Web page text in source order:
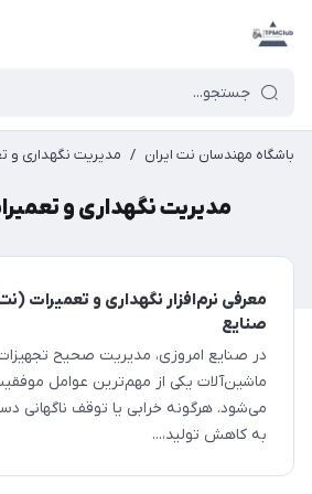
باشگاه مهندسان نت ایران / مدیریت نگهداری و
مدیریت نگهداری و
معرفی نرم‌افزار نگهداری و تعمیرات
صنایع
در صنایع امروزی، مدیریت صحیح
ماشین‌آلات یکی از مهم‌ترین عوامل
می‌شود. هرگونه خرابی یا توقف ناگهانی
به کاهش تولید،...